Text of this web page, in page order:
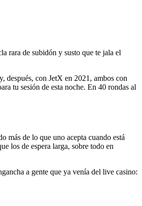
rara de subidón y susto que te jala el
después, con JetX en 2021, ambos con
tu sesión de esta noche. En 40 rondas al
más de lo que uno acepta cuando está
los de espera larga, sobre todo en
a gente que ya venía del live casino: